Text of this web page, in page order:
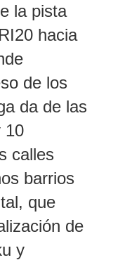
la pista
hacia
de los
da de las
10
calles
barrios
que
de
y